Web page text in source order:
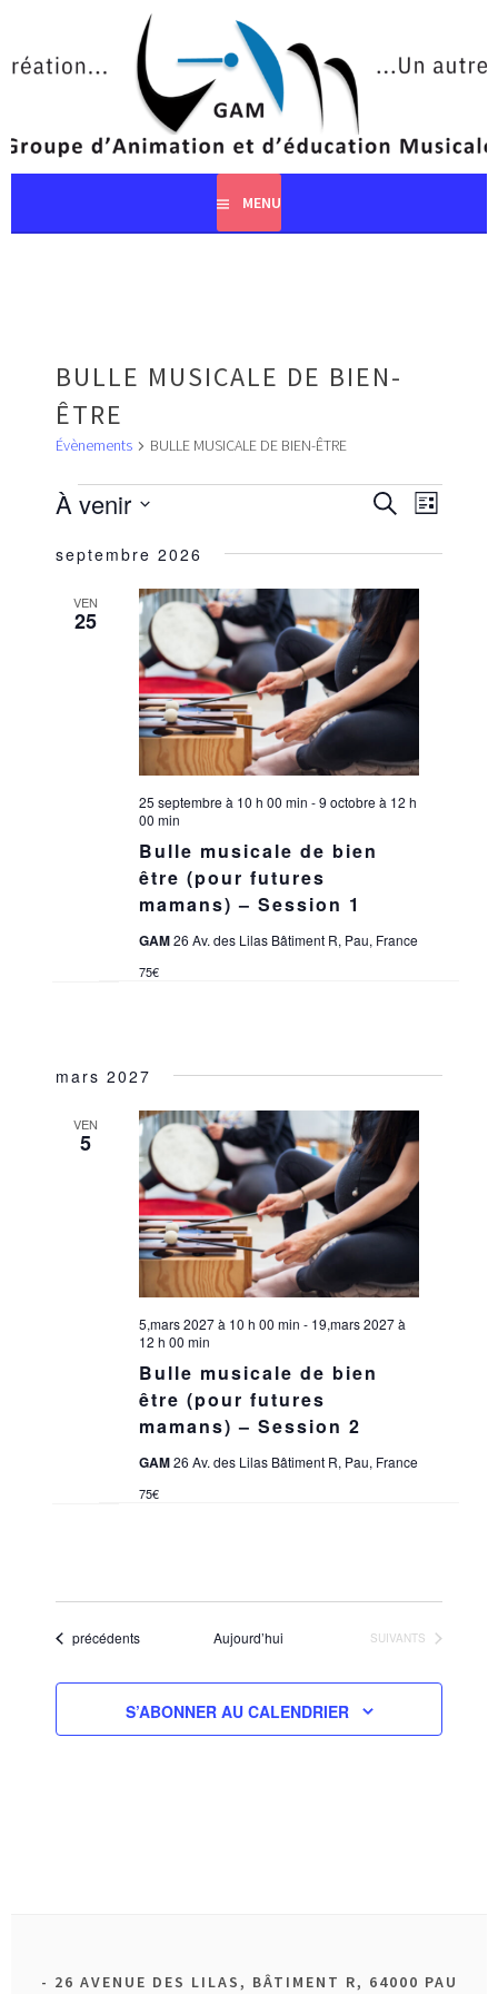
contenu
MENU
BULLE MUSICALE DE BIEN-
ÊTRE
Évènements BULLE MUSICALE DE BIEN-ÊTRE
ÉVÈNEMENTS RECHERCHE
NAVIGATION
VUES
RECHERCHE
DE
VUES
LISTE
À venir
une
septembre 2026
VEN
25
Bulle musicale de bien
être (pour futures
mamans) – Session 1
25 septembre à 10 h 00 min -9 octobre à 12 h
00 min
GAM26 Av. des Lilas Bâtiment R, Pau, France
75€
mars 2027
VEN
5
Bulle musicale de bien
être (pour futures
mamans) – Session 2
5,mars 2027 à 10 h 00 min - 19,mars 2027 à
12 h 00 min
GAM26 Av. des Lilas Bâtiment R, Pau, France
75€
Évènements
précédents Aujourd’hui ÉVÈNEMENTS
SUIVANTS
S’ABONNER AU CALENDRIER
26 AVENUE DES LILAS, BÂTIMENT R, 64000 PAU